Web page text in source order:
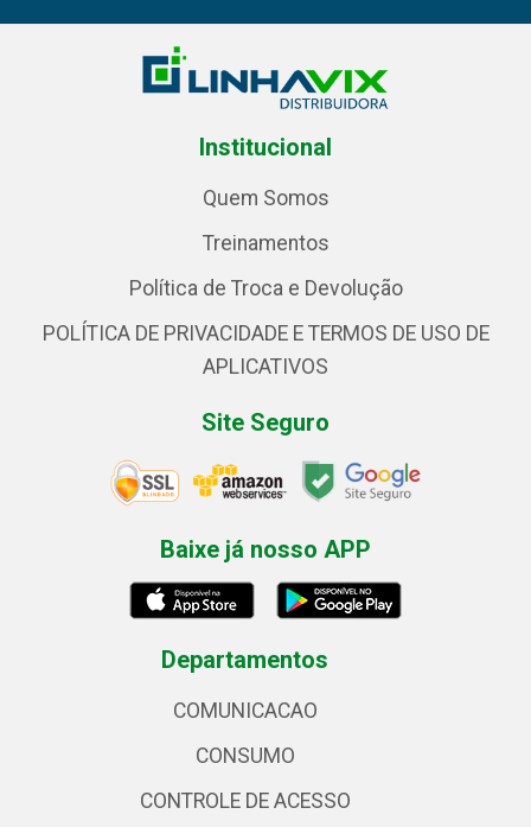
Institucional
Quem Somos
Treinamentos
Política de Troca e Devolução
POLÍTICA DE PRIVACIDADE E TERMOS DE USO DE
APLICATIVOS
Site Seguro
Baixe já nosso APP
Departamentos
COMUNICACAO
CONSUMO
CONTROLE DE ACESSO